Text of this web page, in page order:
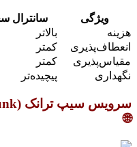
ویژگی سانترال
هزینه
بالاتر
انعطاف‌پذیری
کمتر
مقیاس‌پذیری
کمتر
نگهداری
پیچیده‌تر
🌐